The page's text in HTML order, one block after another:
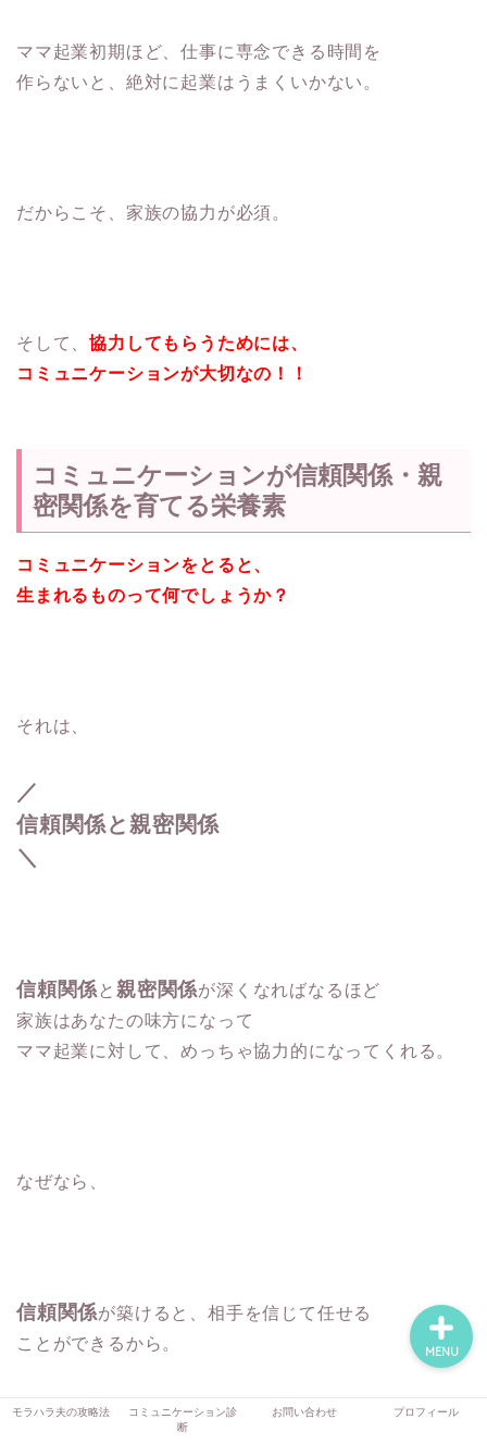
ママ起業初期ほど、仕事に専念できる時間を
作らないと、絶対に起業はうまくいかない。
だからこそ、家族の協力が必須。
そして、協力してもらうためには、
コミュニケーションが大切なの！！
コミュニケーションが信頼関係・親
密関係を育てる栄養素
コミュニケーションをとると、
生まれるものって何でしょうか？
それは、
／
信頼関係と親密関係
＼
信頼関係 と 親密関係が深くなればなるほど
家族はあなたの味方になって
ママ起業に対して、めっちゃ協力的になってくれる。
なぜなら、
信頼関係が築けると、相手を信じて任せる
ことができるから。
モラハラ夫の攻略法
コミュニケーション診
断
お問い合わせ プロフィール
MENU
モラハラ夫の攻略法